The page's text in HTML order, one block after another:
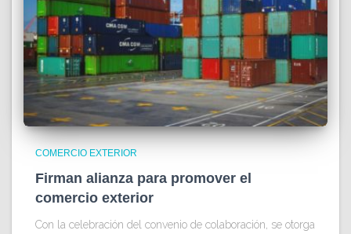
COMERCIO EXTERIOR
Firman alianza para promover el
comercio exterior
Con la celebración del convenio de colaboración, se otorga